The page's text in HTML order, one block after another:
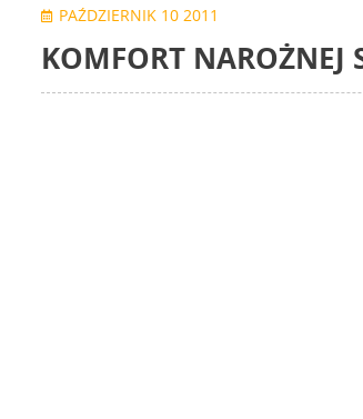
PAŹDZIERNIK 10 2011
KOMFORT NAROŻNEJ